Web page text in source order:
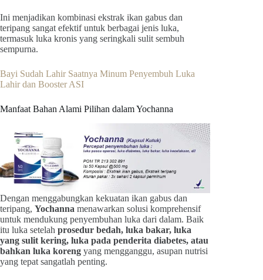
Ini menjadikan kombinasi ekstrak ikan gabus dan
teripang sangat efektif untuk berbagai jenis luka,
termasuk luka kronis yang seringkali sulit sembuh
sempurna.
Bayi Sudah Lahir Saatnya Minum Penyembuh Luka
Lahir dan Booster ASI
Manfaat Bahan Alami Pilihan dalam Yochanna
Dengan menggabungkan kekuatan ikan gabus dan
teripang, Yochanna menawarkan solusi komprehensif
untuk mendukung penyembuhan luka dari dalam. Baik
itu luka setelah prosedur bedah, luka bakar, luka
yang sulit kering, luka pada penderita diabetes, atau
bahkan luka koreng yang mengganggu, asupan nutrisi
yang tepat sangatlah penting.